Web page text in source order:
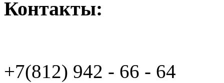
Контакты:
+7(812) 942 - 66 - 64